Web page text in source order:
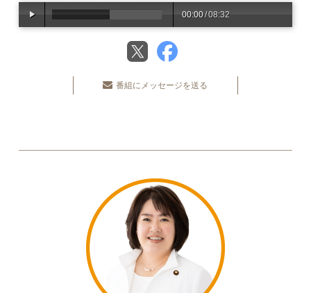
00:00/08:32
番組にメッセージを送る